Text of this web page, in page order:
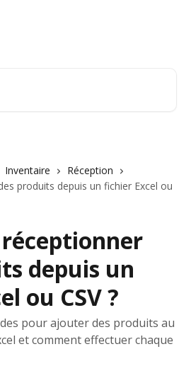
Inventaire
Réception
produits depuis un fichier Excel ou
depuis un
ou CSV ?
pour ajouter des produits au
et comment effectuer chaque